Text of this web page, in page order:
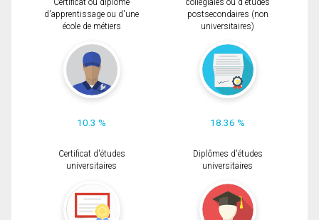
Certificat ou diplôme
d'apprentissage ou d'une
école de métiers
10.3 %
collégiales ou d'études
postsecondaires (non
universitaires)
18.36 %
Certificat d'études
universitaires
Diplômes d'études
universitaires